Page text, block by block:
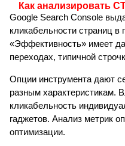
Как анализировать
Google Search Console
кликабельности страниц в
«Эффективность» имеет
переходах, типичной
Опции инструмента дают
разным характеристикам.
кликабельность
гаджетов. Анализ метрик
оптимизации.